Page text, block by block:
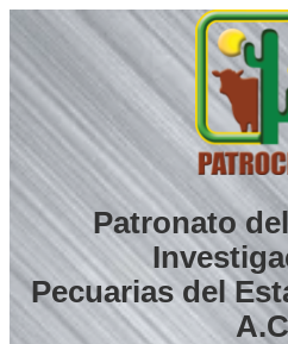
Saltar
al
contenido
Patronato
Pecuarias del